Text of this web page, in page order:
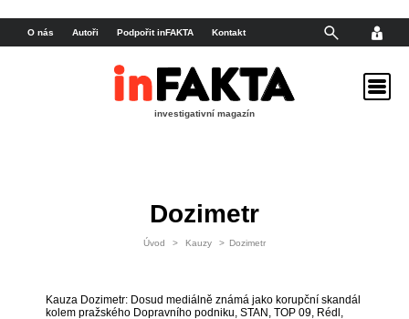
Dozimetr
Úvod > Kauzy > Dozimetr
Kauza Dozimetr: Dosud mediálně známá jako korupční skandál
kolem pražského Dopravního podniku, STAN, TOP 09, Rédl,
investigativní magazín
O nás Autoři Podpořit inFAKTA Kontakt